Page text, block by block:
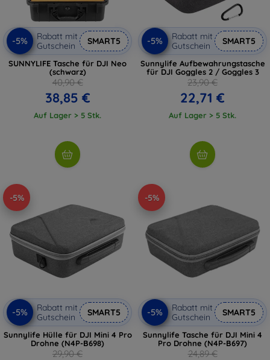
-5%
Rabatt mit
Gutschein
SMART5
SUNNYLIFE Tasche für DJI Neo
(schwarz)
40,90 €
38,85 €
Auf Lager > 5 Stk.
-5%
Rabatt mit
Gutschein
SMART5
Sunnylife Aufbewahrungstasche
für DJI Goggles 2 / Goggles 3
23,90 €
22,71 €
Auf Lager > 5 Stk.
-5%
-5%
Rabatt mit
Gutschein
SMART5
Sunnylife Hülle für DJI Mini 4 Pro
Drohne (N4P-B698)
29,90 €
-5%
-5%
Rabatt mit
Gutschein
SMART5
Sunnylife Tasche für DJI Mini 4
Pro Drohne (N4P-B697)
24,89 €